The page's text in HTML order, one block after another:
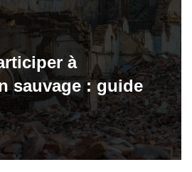
à
sauvage : guide